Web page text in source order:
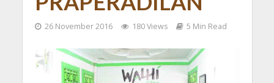
26 November 2016 180 Views 5 Min Read